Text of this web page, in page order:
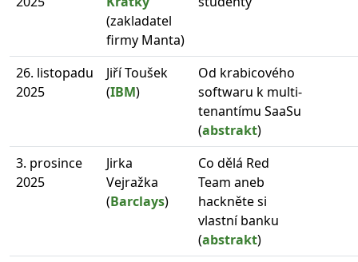
(zakladatel
firmy Manta)
26. listopadu
2025
Jiří Toušek
(IBM)
Od krabicového
softwaru k multi-
tenantímu SaaSu
(abstrakt)
3. prosince
2025
Jirka
Vejražka
(Barclays)
Co dělá Red
Team aneb
hackněte si
vlastní banku
(abstrakt)